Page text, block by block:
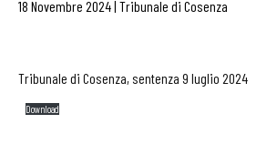
18 Novembre 2024| Tribunale di Cosenza
Tribunale di Cosenza, sentenza 9 luglio 2024
Download